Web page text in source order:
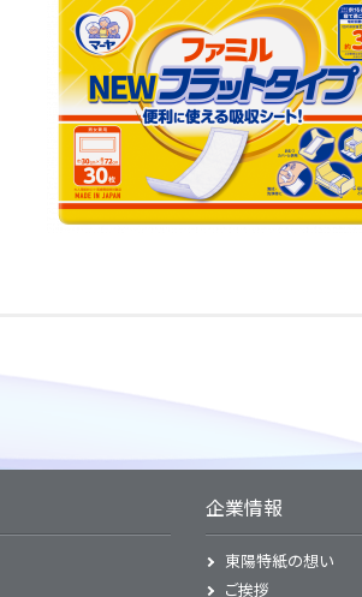
企業情報
東陽特紙の想い
ご挨拶